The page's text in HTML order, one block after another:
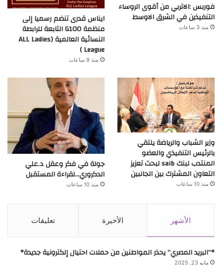
فوربس :الاتربي من أقوى الروساء
التنفيذين في الشرق الاوسط
منذ 3 ساعات
ايناس قدرى تنضم رسميا إلى
منظمة G100 التابعة للرابطة
النسائية العالمية (ALL Ladies
League )
منذ 9 ساعات
وزير الشباب والرياضة يلتقي
بالرئيس التنفيذي والعضو
المنتدب لبنك saib لبحث تعزيز
التعاون المشترك بين الجانبين
منذ 10 ساعات
جولة في فكر وعقل د.علي
الدكروري…لقراءة المستقبل
منذ 10 ساعات
الأشهر الأخيرة تعليقات
*”البريد المصري” يحذر المواطنين من حملات احتيال إلكترونية جديدة*
مايو 23, 2025